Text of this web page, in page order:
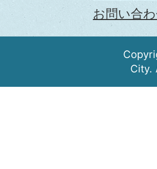
お問い合
City.